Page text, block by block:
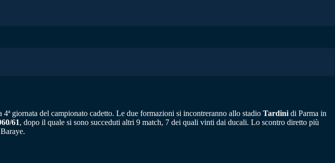
4ª giornata del campionato cadetto. Le due formazioni si incontreranno allo stadio Tardini di Parma in
61, dopo il quale si sono succeduti altri 9 match, 7 dei quali vinti dai ducali. Lo scontro diretto più